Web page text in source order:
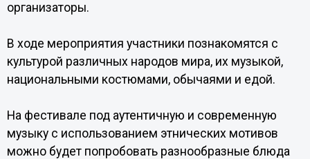
организаторы.
В ходе мероприятия участники познакомятся с
культурой различных народов мира, их музыкой,
национальными костюмами, обычаями и едой.
На фестивале под аутентичную и современную
музыку с использованием этнических мотивов
можно будет попробовать разнообразные блюда